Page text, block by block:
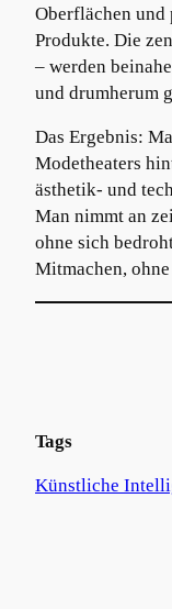
Oberflächen
Produkte. Die
– werden
und drumherum
Das Ergebnis:
Modetheaters
ästhetik- und
Man nimmt an
ohne sich
Mitmachen,
Tags
Künstliche